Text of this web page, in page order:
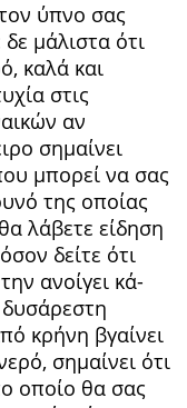
ύπνο σας
μάλιστα ότι
καλά και
στις
αν
ση­μαίνει
μπορεί να σας
της οποίας
λάβετε εί­δηση
δείτε ότι
την ανοίγει κά­
κρήνη βγαίνει
σημαίνει ότι
οποίο θα σας